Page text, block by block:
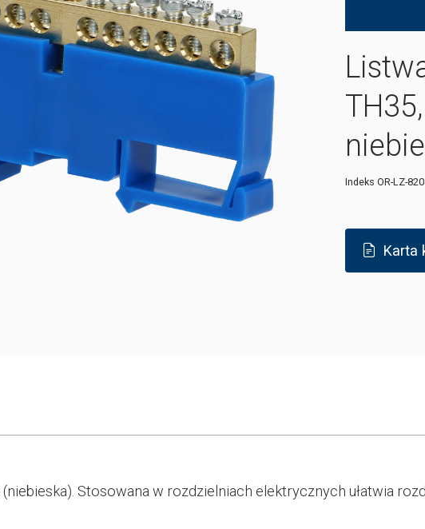
Indeks OR-LZ-
Karta
Stosowana w rozdzielniach elektrycznych ułatwia